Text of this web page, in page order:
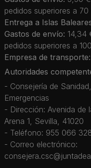
pedidos superiores a
Entrega a Islas
Gastos de envío: 14,34
pedidos superiores a
Empresa de transporte:
Autoridades
- Consejería de
Emergencias
- Dirección: Avenida de
Arena 1, Sevilla, 41020
- Teléfono: 955 066
- Correo electrónico: